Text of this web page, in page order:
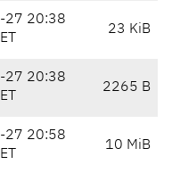
27 20:38
23 KiB
27 20:38
2265 B
27 20:58
10 MiB